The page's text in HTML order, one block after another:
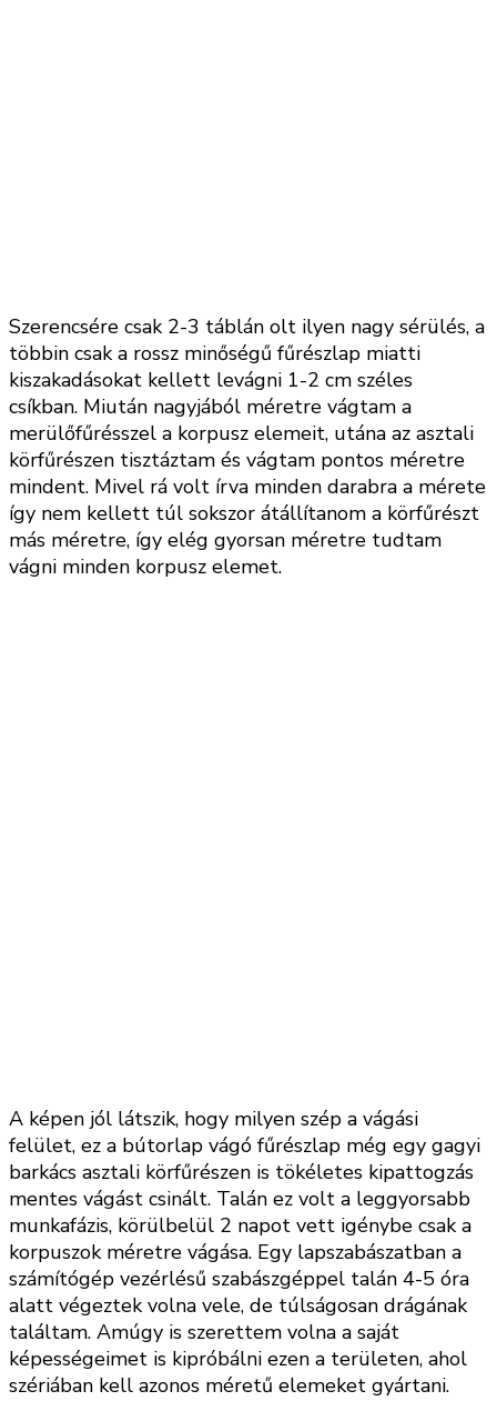
Szerencsére csak 2-3 táblán olt ilyen nagy sérülés, a
többin csak a rossz minőségű fűrészlap miatti
kiszakadásokat kellett levágni 1-2 cm széles
csíkban. Miután nagyjából méretre vágtam a
merülőfűrésszel a korpusz elemeit, utána az asztali
körfűrészen tisztáztam és vágtam pontos méretre
mindent. Mivel rá volt írva minden darabra a mérete
így nem kellett túl sokszor átállítanom a körfűrészt
más méretre, így elég gyorsan méretre tudtam
vágni minden korpusz elemet.
A képen jól látszik, hogy milyen szép a vágási
felület, ez a bútorlap vágó fűrészlap még egy gagyi
barkács asztali körfűrészen is tökéletes kipattogzás
mentes vágást csinált. Talán ez volt a leggyorsabb
munkafázis, körülbelül 2 napot vett igénybe csak a
korpuszok méretre vágása. Egy lapszabászatban a
számítógép vezérlésű szabászgéppel talán 4-5 óra
alatt végeztek volna vele, de túlságosan drágának
találtam. Amúgy is szerettem volna a saját
képességeimet is kipróbálni ezen a területen, ahol
szériában kell azonos méretű elemeket gyártani.